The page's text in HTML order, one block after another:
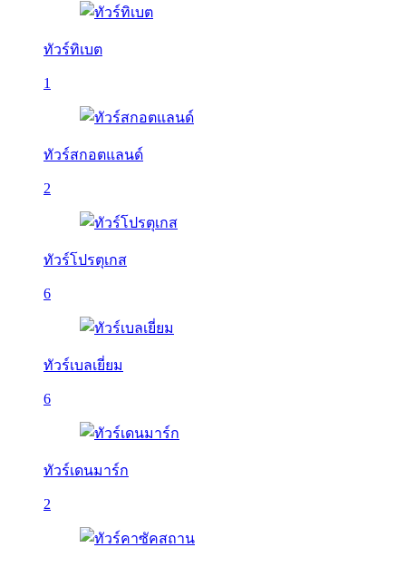
ทัวร์ทิเบต
1
ทัวร์สกอตแลนด์
2
ทัวร์โปรตุเกส
6
ทัวร์เบลเยี่ยม
6
ทัวร์เดนมาร์ก
2